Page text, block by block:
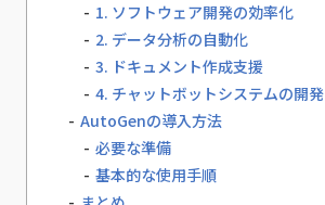
1. ソフトウェア開発の効率化
2. データ分析の自動化
3. ドキュメント作成支援
4. チャットボットシステムの開発
AutoGenの導入方法
必要な準備
基本的な使用手順